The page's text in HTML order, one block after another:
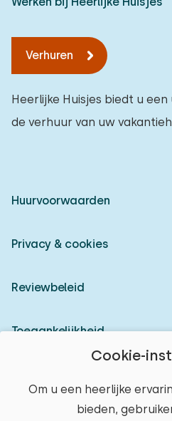
Cookie-
Om u een heerlijke
bieden,
Verhuren
Heerlijke Huisjes biedt u
de verhuur van uw
Huurvoorwaarden
Privacy & cookies
Reviewbeleid
Toegankelijkheid
© 2026 Heerlijke Huisjes